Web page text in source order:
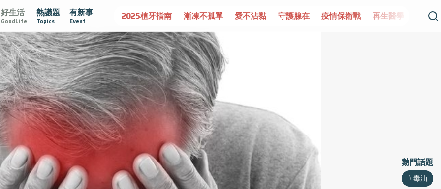
好生活
GoodLife
熱議題
Topics
有新事
Event
護骨骼健康 達文西手術專欄 2025植牙指南 漸凍不孤單 愛不沾黏 守護腺在 疫情保衛戰 再生醫學 愛的
熱門話題
毒油
熱門話題
毒油